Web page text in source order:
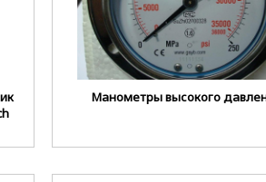
Манометры высокого